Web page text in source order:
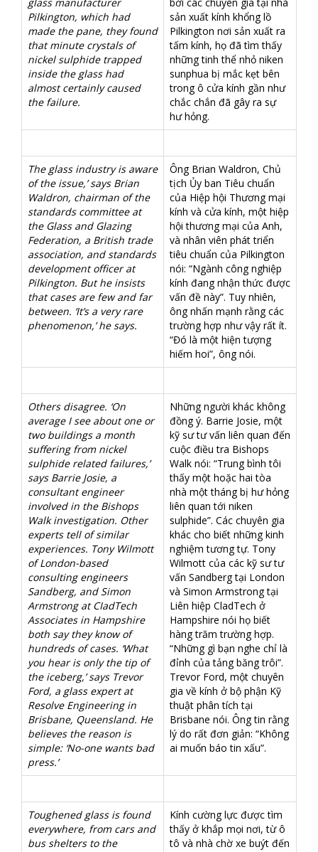
Pilkington, which had
made the pane, they found
that minute crystals of
nickel sulphide trapped
inside the glass had
almost certainly caused
the failure.
sản xuất kính khổng lồ
Pilkington nơi sản xuất ra
tấm kính, họ đã tìm thấy
những tinh thể nhỏ niken
sunphua bị mắc kẹt bên
trong ô cửa kính gần như
chắc chắn đã gây ra sự
hư hỏng.
The glass industry is aware
of the issue,’ says Brian
Waldron, chairman of the
standards committee at
the Glass and Glazing
Federation, a British trade
association, and standards
development officer at
Pilkington. But he insists
that cases are few and far
between. ‘It’s a very rare
phenomenon,’ he says.
Ông Brian Waldron, Chủ
tịch Ủy ban Tiêu chuẩn
của Hiệp hội Thương mại
kính và cửa kính, một hiệp
hội thương mại của Anh,
và nhân viên phát triển
tiêu chuẩn của Pilkington
nói: “Ngành công nghiệp
kính đang nhận thức được
vấn đề này”. Tuy nhiên,
ông nhấn mạnh rằng các
trường hợp như vậy rất ít.
“Đó là một hiện tượng
hiếm hoi”, ông nói.
Others disagree. ‘On
average I see about one or
two buildings a month
suffering from nickel
sulphide related failures,’
says Barrie Josie, a
consultant engineer
involved in the Bishops
Walk investigation. Other
experts tell of similar
experiences. Tony Wilmott
of London-based
consulting engineers
Sandberg, and Simon
Armstrong at CIadTech
Associates in Hampshire
both say they know of
hundreds of cases. ‘What
you hear is only the tip of
the iceberg,’ says Trevor
Ford, a glass expert at
Resolve Engineering in
Brisbane, Queensland. He
believes the reason is
simple: ‘No-one wants bad
press.’
Những người khác không
đồng ý. Barrie Josie, một
kỹ sư tư vấn liên quan đến
cuộc điều tra Bishops
Walk nói: “Trung bình tôi
thấy một hoặc hai tòa
nhà một tháng bị hư hỏng
liên quan tới niken
sulphide”. Các chuyên gia
khác cho biết những kinh
nghiệm tương tự. Tony
Wilmott của các kỹ sư tư
vấn Sandberg tại London
và Simon Armstrong tại
Liên hiệp CladTech ở
Hampshire nói họ biết
hàng trăm trường hợp.
“Những gì bạn nghe chỉ là
đỉnh của tảng băng trôi”.
Trevor Ford, một chuyên
gia về kính ở bộ phận Kỹ
thuật phân tích tại
Brisbane nói. Ông tin rằng
lý do rất đơn giản: “Không
ai muốn báo tin xấu”.
Toughened glass is found
everywhere, from cars and
bus shelters to the
Kính cường lực được tìm
thấy ở khắp mọi nơi, từ ô
tô và nhà chờ xe buýt đến